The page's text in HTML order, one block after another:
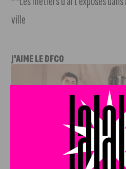
J'AIME LE DFCO
LE DFCO DÉVOILE SES
SAISON 2026-2027